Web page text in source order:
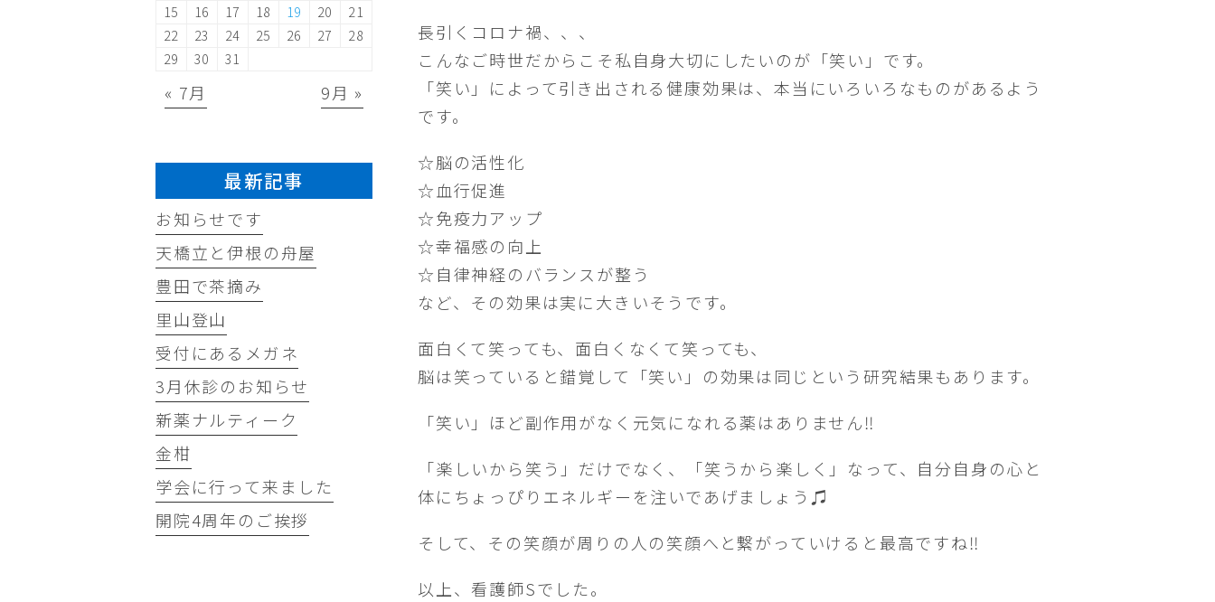
長引くコロナ禍、、、
こんなご時世だからこそ私自身大切にしたいのが「笑い」です。
「笑い」によって引き出される健康効果は、本当にいろいろなものがあるよう
です。
☆脳の活性化
☆血行促進
☆免疫力アップ
☆幸福感の向上
☆自律神経のバランスが整う
など、その効果は実に大きいそうです。
面白くて笑っても、面白くなくて笑っても、
脳は笑っていると錯覚して「笑い」の効果は同じという研究結果もあります。
「笑い」ほど副作用がなく元気になれる薬はありません‼︎
「楽しいから笑う」だけでなく、「笑うから楽しく」なって、自分自身の心と
体にちょっぴりエネルギーを注いであげましょう♫
そして、その笑顔が周りの人の笑顔へと繋がっていけると最高ですね‼︎
以上、看護師Sでした。
15
16 17 18 19 20
21
22
23 24 25 26 27
28
29
30 31
« 7月 9月 »
最新記事
お知らせです
天橋立と伊根の舟屋
豊田で茶摘み
里山登山
受付にあるメガネ
3月休診のお知らせ
新薬ナルティーク
金柑
学会に行って来ました
開院4周年のご挨拶